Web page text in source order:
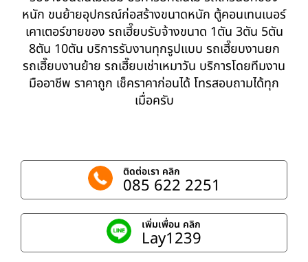
หนัก ขนย้ายอุปกรณ์ก่อสร้างขนาดหนัก ตู้คอนเทนเนอร์
เคาเตอร์ขายของ รถเฮี๊ยบรับจ้างขนาด 1ตัน 3ตัน 5ตัน
8ตัน 10ตัน บริการรับงานทุกรูปแบบ รถเฮี๊ยบงานยก
รถเฮี๊ยบงานย้าย รถเฮี๊ยบเช่าเหมาวัน บริการโดยทีมงาน
มืออาชีพ ราคาถูก เช็คราคาก่อนได้ โทรสอบถามได้ทุก
เมื่อครับ
ติดต่อเรา คลิก
085 622 2251
เพิ่มเพื่อน คลิก
Lay1239